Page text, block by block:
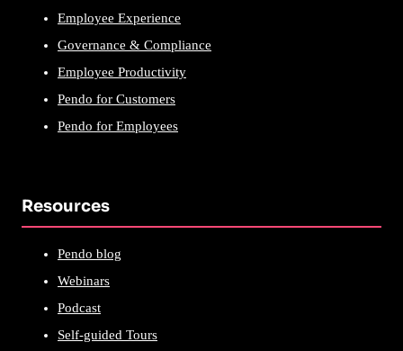
Employee Experience
Governance & Compliance
Employee Productivity
Pendo for Customers
Pendo for Employees
Resources
Pendo blog
Webinars
Podcast
Self-guided Tours